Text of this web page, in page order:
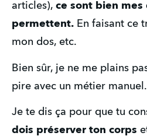
articles), ce sont bien
permettent. En faisant ce
mon dos, etc.
Bien sûr, je ne me plains
pire avec un métier manuel.
Je te dis ça pour que tu
dois préserver ton corps